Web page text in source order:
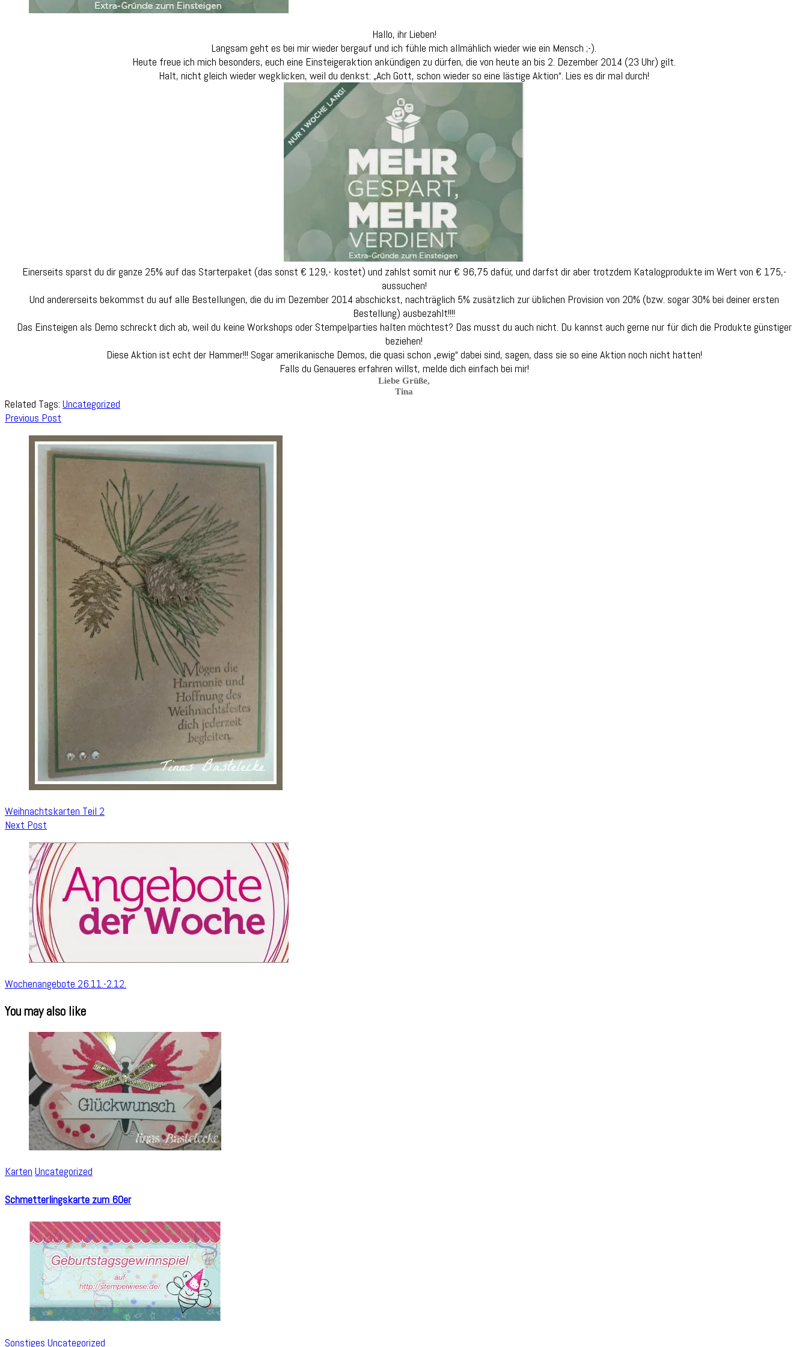
Hallo, ihr Lieben!
Langsam geht es bei mir wieder bergauf und ich fühle mich allmählich wieder wie ein Mensch ;-).
Heute freue ich mich besonders, euch eine Einsteigeraktion ankündigen zu dürfen, die von heute an bis 2. Dezember 2014 (23 Uhr) gilt.
Halt, nicht gleich wieder wegklicken, weil du denkst: „Ach Gott, schon wieder so eine lästige Aktion“. Lies es dir mal durch!
Einerseits sparst du dir ganze 25% auf das Starterpaket (das sonst € 129,- kostet) und zahlst somit nur € 96,75 dafür, und darfst dir aber trotzdem Katalogprodukte im Wert von € 175,-
aussuchen!
Und andererseits bekommst du auf alle Bestellungen, die du im Dezember 2014 abschickst, nachträglich 5% zusätzlich zur üblichen Provision von 20% (bzw. sogar 30% bei deiner ersten
Bestellung) ausbezahlt!!!!
Das Einsteigen als Demo schreckt dich ab, weil du keine Workshops oder Stempelparties halten möchtest? Das musst du auch nicht. Du kannst auch gerne nur für dich die Produkte günstiger
beziehen!
Diese Aktion ist echt der Hammer!!! Sogar amerikanische Demos, die quasi schon „ewig“ dabei sind, sagen, dass sie so eine Aktion noch nicht hatten!
Falls du Genaueres erfahren willst, melde dich einfach bei mir!
Liebe Grüße,
Tina
Related Tags: Uncategorized
Post
Previous Post
Weihnachtskarten Teil 2
Next Post
Wochenangebote 26.11.-2.12.
You may also like
Karten Uncategorized
Schmetterlingskarte zum 60er
Sonstiges Uncategorized